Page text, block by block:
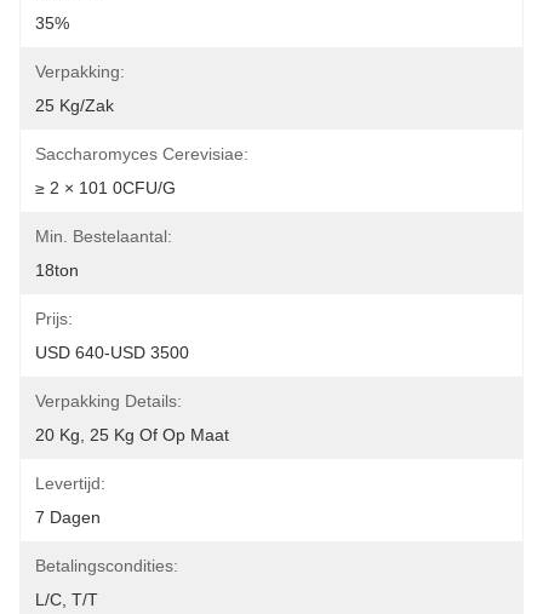
35%
Verpakking:
25 Kg/zak
Saccharomyces Cerevisiae:
≥ 2 × 101 0CFU/g
Min. Bestelaantal:
18ton
Prijs:
USD 640-USD 3500
Verpakking Details:
20 Kg, 25 Kg Of Op Maat
Levertijd:
7 Dagen
Betalingscondities:
L/C, T/T